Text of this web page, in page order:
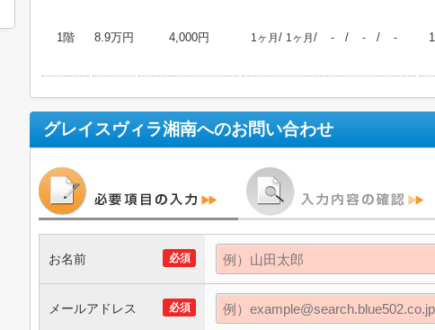
1階 8.9万円 4,000円 1ヶ月 / 1ヶ月 / - / - / -
グレイスヴィラ湘南へのお問い合わせ
必須
お名前
必須
メールアドレス